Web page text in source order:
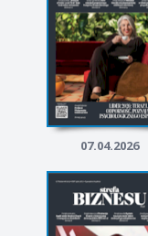
07.04.2026